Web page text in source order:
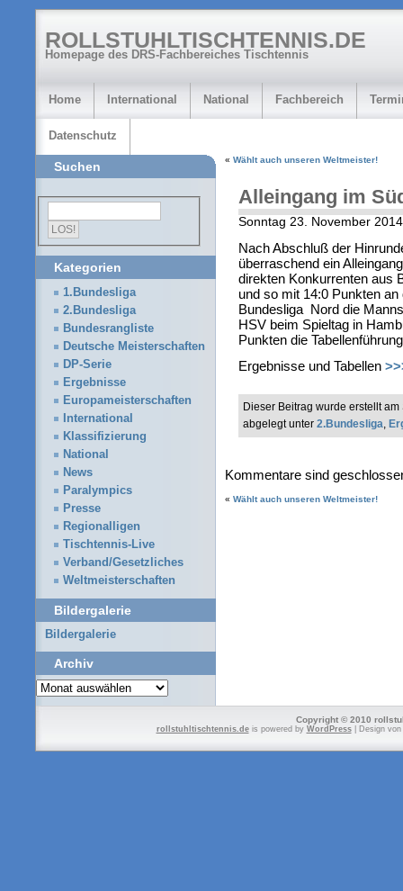
ROLLSTUHLTISCHTENNIS.DE
Homepage des DRS-Fachbereiches Tischtennis
Home International National Fachbereich
Datenschutz
« Wählt auch unseren Weltmeister!
Alleingang im
Sonntag 23. November
Nach Abschluß der
überraschend ein
direkten Konkurrenten aus
und so mit 14:0 Punkten
Bundesliga Nord die
HSV beim Spieltag in
Punkten die
Ergebnisse und Tabellen
Dieser Beitrag wurde erstellt
abgelegt unter 2.Bundesliga,
Kommentare sind
« Wählt auch unseren Weltmeister!
Suchen
Kategorien
1.Bundesliga
2.Bundesliga
Bundesrangliste
Deutsche Meisterschaften
DP-Serie
Ergebnisse
Europameisterschaften
International
Klassifizierung
National
News
Paralympics
Presse
Regionalligen
Tischtennis-Live
Verband/Gesetzliches
Weltmeisterschaften
Bildergalerie
Bildergalerie
Archiv
Archiv
Copyright © 2010
rollstuhltischtennis.deis powered by WordPress| Design von